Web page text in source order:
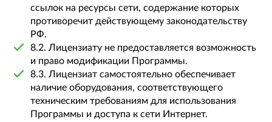
ссылок на ресурсы сети, содержание которых
противоречит действующему законодательству
РФ.
8.2. Лицензиату не предоставляется возможность
и право модификации Программы.
8.3. Лицензиат самостоятельно обеспечивает
наличие оборудования, соответствующего
техническим требованиям для использования
Программы и доступа к сети Интернет.